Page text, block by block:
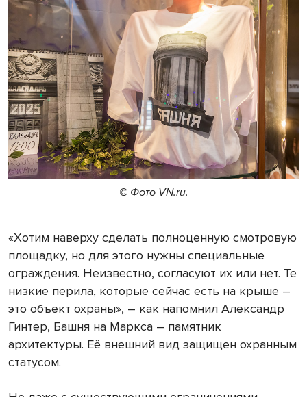
© Фото VN.ru.
«Хотим наверху сделать полноценную смотровую
площадку, но для этого нужны специальные
ограждения. Неизвестно, согласуют их или нет. Те
низкие перила, которые сейчас есть на крыше –
это объект охраны», – как напомнил Александр
Гинтер, Башня на Маркса – памятник
архитектуры. Её внешний вид защищен охранным
статусом.